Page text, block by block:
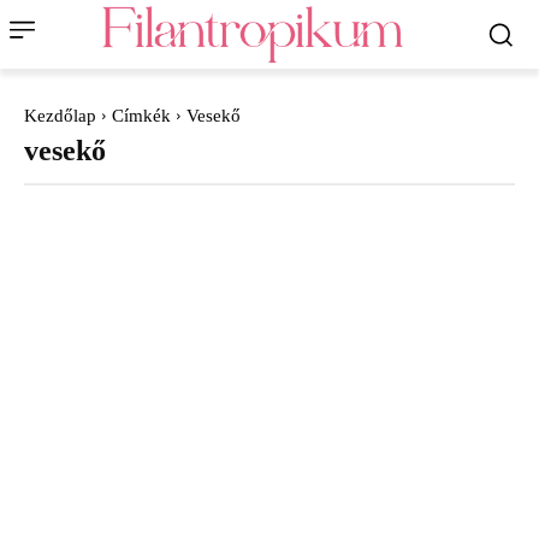
Kezdőlap Címkék Vesekő
vesekő